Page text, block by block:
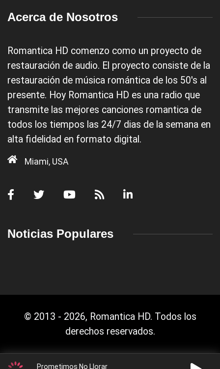
Acerca de Nosotros
Romantica HD comenzo como un proyecto de
restauración de audio. El proyecto consiste de la
restauración de música romántica de los 50's al
presente. Hoy Romantica HD es una radio que
transmite las mejores canciones romantica de
todos los tiempos las 24/7 dias de la semana en
alta fidelidad en formato digital.
Miami, USA
Noticias Populares
© 2013 - 2026, Romantica HD. Todos los
derechos reservados.
Prometimos No Llorar